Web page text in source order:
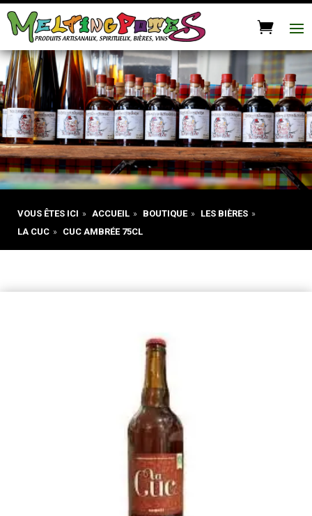
VOUS ÊTES ICI » ACCUEIL » BOUTIQUE » LES BIÈRES »
LA CUC » CUC AMBRÉE 75CL